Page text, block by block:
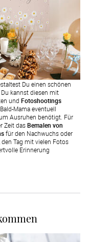
Du einen schönen
kannst diesen mit
und Fotoshootings
Mama eventuell
Ausruhen benötigt. Für
Zeit dasBemalen von
für den Nachwuchs oder
Tag mit vielen Fotos
Erinnerung